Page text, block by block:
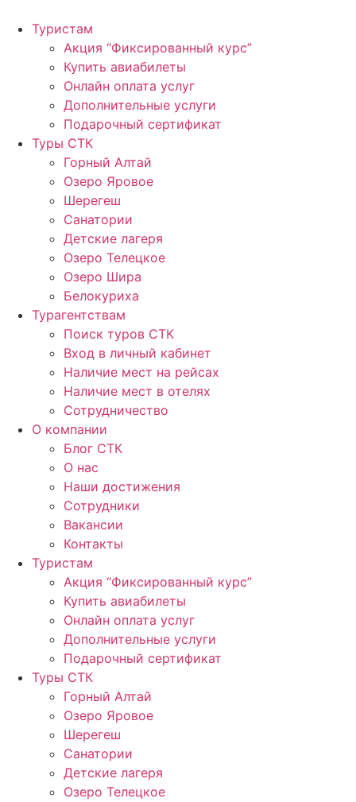
содержимому
Туристам
Акция “Фиксированный курс”
Купить авиабилеты
Онлайн оплата услуг
Дополнительные услуги
Подарочный сертификат
Туры СТК
Горный Алтай
Озеро Яровое
Шерегеш
Санатории
Детские лагеря
Озеро Телецкое
Озеро Шира
Белокуриха
Турагентствам
Поиск туров СТК
Вход в личный кабинет
Наличие мест на рейсах
Наличие мест в отелях
Сотрудничество
О компании
Блог СТК
О нас
Наши достижения
Сотрудники
Вакансии
Контакты
Туристам
Акция “Фиксированный курс”
Купить авиабилеты
Онлайн оплата услуг
Дополнительные услуги
Подарочный сертификат
Туры СТК
Горный Алтай
Озеро Яровое
Шерегеш
Санатории
Детские лагеря
Озеро Телецкое